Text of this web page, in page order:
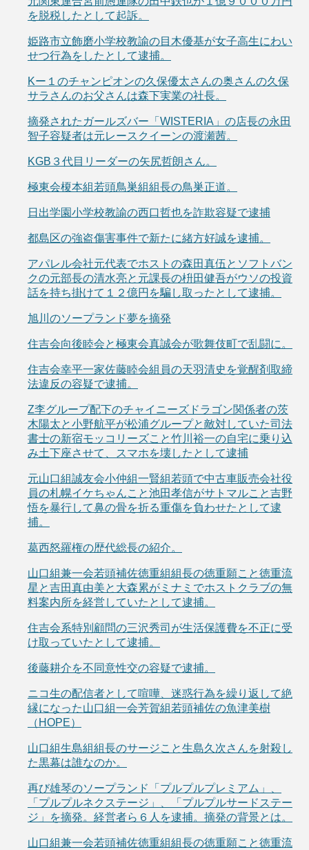
を脱税したとして起訴。
姫路市立飾磨小学校教諭の目木優基が女子高生にわい
せつ行為をしたとして逮捕。
Kー１のチャンピオンの久保優太さんの奥さんの久保
サラさんのお父さんは森下実業の社長。
摘発されたガールズバー「WISTERIA」の店長の永田
智子容疑者は元レースクイーンの渡瀬茜。
KGB３代目リーダーの矢尻哲朗さん。
極東会榎本組若頭鳥巣組組長の鳥巣正道。
日出学園小学校教諭の西口哲也を詐欺容疑で逮捕
都島区の強盗傷害事件で新たに緒方好誠を逮捕。
アパレル会社元代表でホストの森田真伍とソフトバン
クの元部長の清水亮と元課長の枡田健吾がウソの投資
話を持ち掛けて１２億円を騙し取ったとして逮捕。
旭川のソープランド夢を摘発
住吉会向後睦会と極東会真誠会が歌舞伎町で乱闘に。
住吉会幸平一家佐藤睦会組員の天羽清史を覚醒剤取締
法違反の容疑で逮捕。
Z李グループ配下のチャイニーズドラゴン関係者の茨
木陽太と小野航平が松浦グループと敵対していた司法
書士の新宿モッコリーズこと竹川裕一の自宅に乗り込
み土下座させて、スマホを壊したとして逮捕
元山口組誠友会小仲組一賢組若頭で中古車販売会社役
員の札幌イケちゃんこと池田孝信がサトマルこと吉野
悟を暴行して鼻の骨を折る重傷を負わせたとして逮
捕。
葛西怒羅権の歴代総長の紹介。
山口組兼一会若頭補佐徳重組組長の徳重願こと徳重流
星と吉田真由美と大森累がミナミでホストクラブの無
料案内所を経営していたとして逮捕。
住吉会系特別顧問の三沢秀司が生活保護費を不正に受
け取っていたとして逮捕。
後藤耕介を不同意性交の容疑で逮捕。
ニコ生の配信者として喧嘩、迷惑行為を繰り返して絶
縁になった山口組一会芳賀組若頭補佐の魚津美樹
（HOPE）
山口組生島組組長のサージこと生島久次さんを射殺し
た黒幕は誰なのか。
再び雄琴のソープランド「プルプルプレミアム」、
「プルプルネクステージ」、「プルプルサードステー
ジ」を摘発。経営者ら６人を逮捕。摘発の背景とは。
山口組兼一会若頭補佐徳重組組長の徳重願こと徳重流